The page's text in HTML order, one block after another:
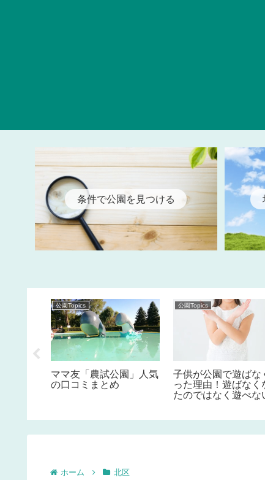
条件で公園を見つける
公園Topics
ママ友「農試公園」人気
の口コミまとめ
公園Topics
子供が公園で遊ばな
った理由！遊ばなく
たのではなく遊べな
ホーム 北区